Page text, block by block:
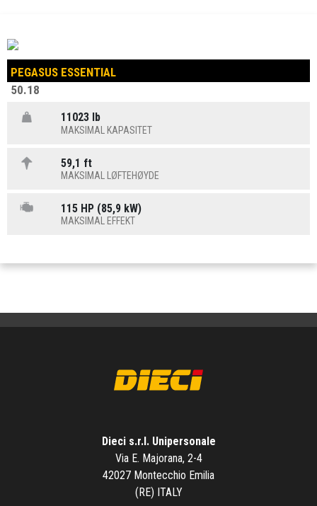
PEGASUS ESSENTIAL
50.18
11023 lb
MAKSIMAL KAPASITET
59,1 ft
MAKSIMAL LØFTEHØYDE
115 HP (85,9 kW)
MAKSIMAL EFFEKT
Dieci s.r.l. Unipersonale
Via E. Majorana, 2-4
42027 Montecchio Emilia
(RE) ITALY